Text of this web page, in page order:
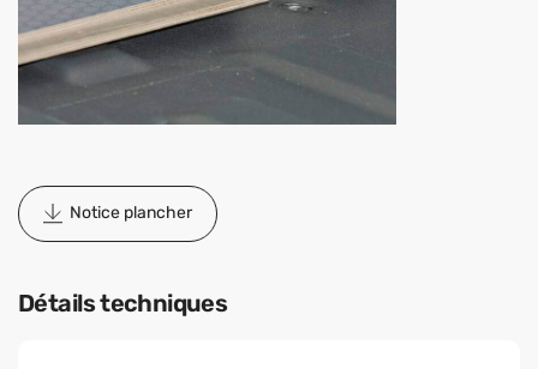
Notice plancher
Détails techniques